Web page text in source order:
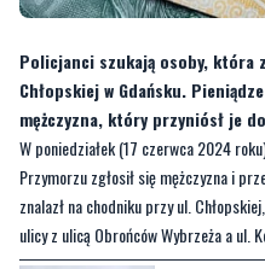
W poniedziałek (17 czerwca 2024
Przymorzu zgłosił się mężczyzna i
znalazł na chodniku przy ul.
ulicy z ulicą Obrońców Wybrzeża a ul.
CZYTAJ TEŻ:
ukarany